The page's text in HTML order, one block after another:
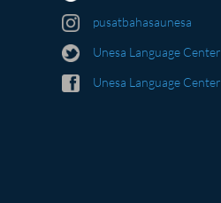
pusatbahasaunesa
Unesa Language Center
Unesa Language Center